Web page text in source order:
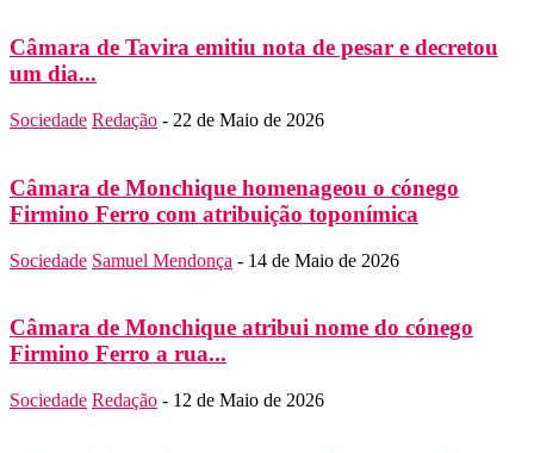
Câmara de Tavira emitiu nota de pesar e decretou
um dia...
Sociedade Redação - 22 de Maio de 2026
Câmara de Monchique homenageou o cónego
Firmino Ferro com atribuição toponímica
Sociedade Samuel Mendonça - 14 de Maio de 2026
Câmara de Monchique atribui nome do cónego
Firmino Ferro a rua...
Sociedade Redação - 12 de Maio de 2026